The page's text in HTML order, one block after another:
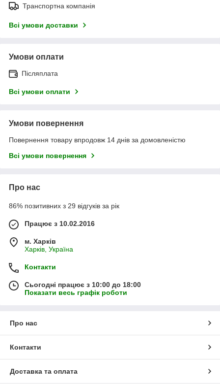
Транспортна компанія
Всі умови доставки
Умови оплати
Післяплата
Всі умови оплати
Умови повернення
Повернення товару впродовж 14 днів за домовленістю
Всі умови повернення
Про нас
86% позитивних з 29 відгуків за рік
Працює з 10.02.2016
м. Харків
Харків, Україна
Контакти
Сьогодні працює з 10:00 до 18:00
Показати весь графік роботи
Про нас
Контакти
Доставка та оплата